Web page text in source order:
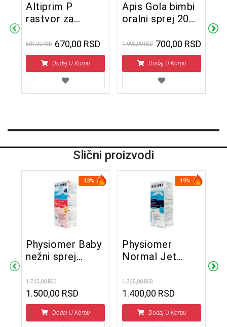
Altiprim P
rastvor za
100 ml
801,00 RSD 670,00 RSD
Dodaj U Korpu
Apis Gola bimbi
oralni sprej 20
1.002,00 RSD 700,00 RSD
Dodaj U Korpu
Slični proizvodi
13%
Physiomer Baby
nežni sprej
1.725,00 RSD
1.500,00 RSD
Dodaj U Korpu
19%
Physiomer
Normal Jet
1.725,00 RSD
1.400,00 RSD
Dodaj U Korpu